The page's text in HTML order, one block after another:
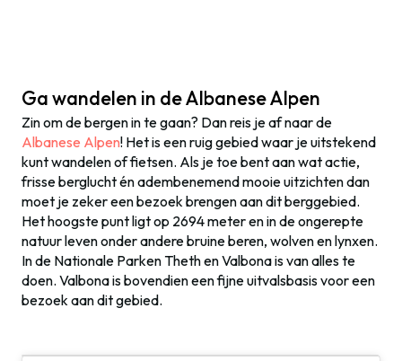
Ga wandelen in de Albanese Alpen
Zin om de bergen in te gaan? Dan reis je af naar de
Albanese Alpen! Het is een ruig gebied waar je uitstekend
kunt wandelen of fietsen. Als je toe bent aan wat actie,
frisse berglucht én adembenemend mooie uitzichten dan
moet je zeker een bezoek brengen aan dit berggebied.
Het hoogste punt ligt op 2694 meter en in de ongerepte
natuur leven onder andere bruine beren, wolven en lynxen.
In de Nationale Parken Theth en Valbona is van alles te
doen. Valbona is bovendien een fijne uitvalsbasis voor een
bezoek aan dit gebied.